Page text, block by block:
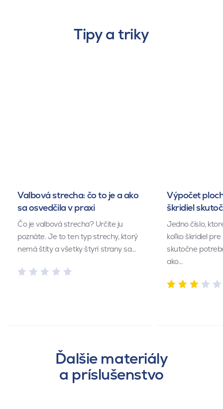
Tipy a triky
Valbová strecha: čo to je a ako
sa osvedčila v praxi
Čo je valbová strecha? Určite ju
poznáte. Je to ten typ strechy, ktorý
nemá štíty a všetky štyri strany sa…
Výpočet
škridiel
Jedno číslo,
koľko škridiel
skutočne
ako…
Ďalšie materiály
a príslušenstvo